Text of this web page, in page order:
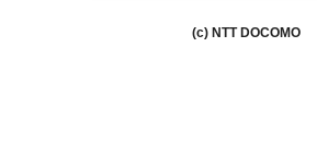
(c) NTT DOCOMO